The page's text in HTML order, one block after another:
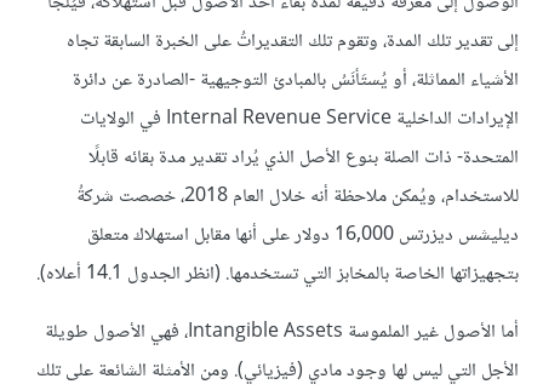
إلى تقدير تلك المدة، وتقوم تلك التقديراتُ على الخبرة السابقة تجاه
الأشياء المماثلة، أو يُستَأنَسُ بالمبادئ التوجيهية -الصادرة عن دائرة
الإيرادات الداخلية Internal Revenue Service في الولايات
المتحدة- ذات الصلة بنوع الأصل الذي يُراد تقدير مدة بقائه قابلًا
للاستخدام، ويُمكن ملاحظة أنه خلال العام 2018، خصصت شركةُ
ديليشس ديزرتس 16,000 دولار على أنها مقابل استهلاك متعلق
بتجهيزاتها الخاصة بالمخابز التي تستخدمها. (انظر الجدول 14.1 أعلاه).
أما الأصول غير الملموسة Intangible Assets، فهي الأصول طويلة
الأجل التي ليس لها وجود مادي (فيزيائي). ومن الأمثلة الشائعة على تلك